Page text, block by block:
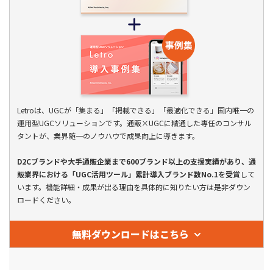
Letroは、UGCが「集まる」「掲載できる」「最適化できる」国内唯一の
運用型UGCソリューションです。通販×UGCに精通した専任のコンサル
タントが、業界随一のノウハウで成果向上に導きます。
D2Cブランドや大手通販企業まで600ブランド以上の支援実績があり、通
販業界における「UGC活用ツール」累計導入ブランド数No.1を受賞して
います。機能詳細・成果が出る理由を具体的に知りたい方は是非ダウン
ロードください。
無料ダウンロードはこちら